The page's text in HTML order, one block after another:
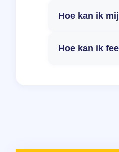
Hoe kan ik
Hoe kan ik